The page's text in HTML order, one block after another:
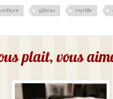
gâteau myrtille
plait, vous